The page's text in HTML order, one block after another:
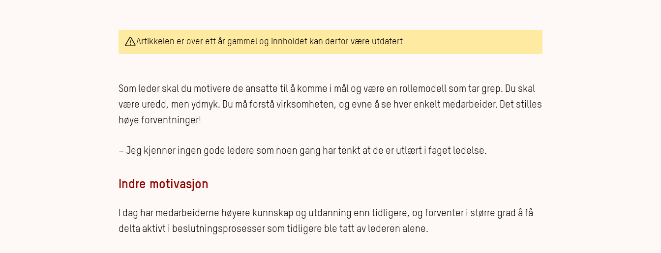
Artikkelen er over ett år gammel og innholdet kan derfor være utdatert
Som leder skal du motivere de ansatte til å komme i mål og være en rollemodell som tar grep. Du skal
være uredd, men ydmyk. Du må forstå virksomheten, og evne å se hver enkelt medarbeider. Det stilles
høye forventninger!
– Jeg kjenner ingen gode ledere som noen gang har tenkt at de er utlært i faget ledelse.
Indre motivasjon
I dag har medarbeiderne høyere kunnskap og utdanning enn tidligere, og forventer i større grad å få
delta aktivt i beslutningsprosesser som tidligere ble tatt av lederen alene.